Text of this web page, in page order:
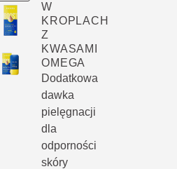
W
KROPLACH
Z
KWASAMI
OMEGA
Dodatkowa
dawka
pielęgnacji
dla
odporności
skóry